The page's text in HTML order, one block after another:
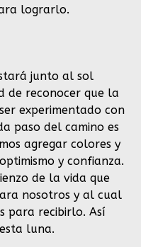
lograrlo.
junto al sol
de reconocer que la
experimentado con
paso del camino es
agregar colores y
y confianza.
de la vida que
nosotros y al cual
para recibirlo. Así
luna.